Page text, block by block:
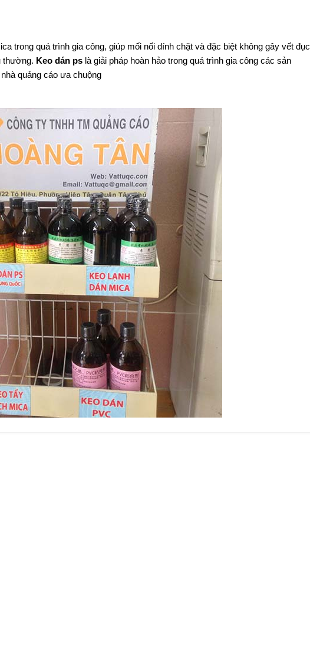
trong quá trình gia công, giúp mối nối dính chặt và đặc biệt không gây vết đục
thường. Keo dán ps là giải pháp hoàn hảo trong quá trình gia công các sản
quảng cáo ưa chuộng